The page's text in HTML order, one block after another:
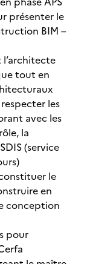
présenter le
BIM –
l’architecte
tout en
les
avec les
la
(service
le
en
conception
pour